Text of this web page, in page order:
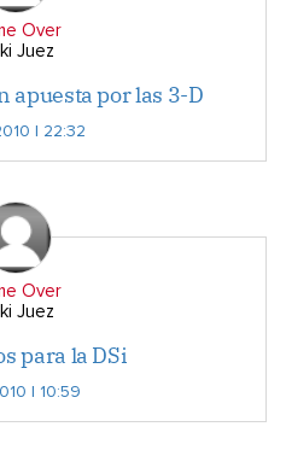
Over
Juez
apuesta por las 3-D
| 22:32
Over
Juez
para la DSi
| 10:59